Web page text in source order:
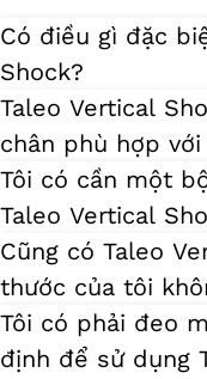
Có điều gì đặc
Shock?
Taleo Vertical
chân phù hợp
Tôi có cần một
Taleo Vertical
Cũng có Taleo
thước của tôi
Tôi có phải đeo
định để sử dụng